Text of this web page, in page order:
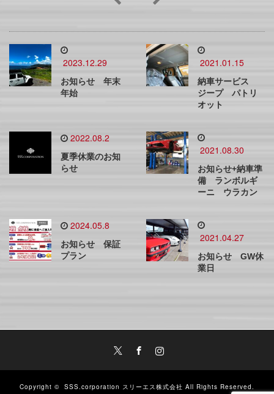
2023.12.29
お知らせ 年末
年始
2021.01.15
納車サービス
ジープ パトリ
オット
2022.08.2
夏季休業のお知
らせ
2021.08.30
お知らせ+納車準
備 ランボルギ
ーニ ウラカン
2024.05.8
お知らせ 保証
プラン
2021.04.27
お知らせ GW休
業日
Instagram
Copyright © SSS.corporation スリーエス株式会社 All Rights Reserved.